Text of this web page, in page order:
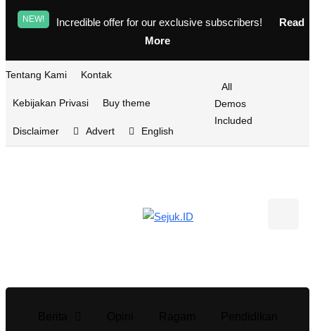
NEW! Incredible offer for our exclusive subscribers!
Read
More
Tentang Kami Kontak
Kebijakan Privasi Buy theme
Disclaimer Advert English
All
Demos
Included